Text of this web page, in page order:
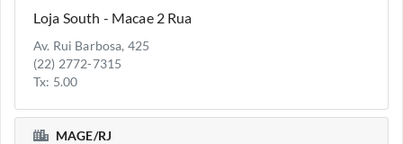
Loja South - Macae 2 Rua
Av. Rui Barbosa, 425
(22) 2772-7315
Tx: 5.00
MAGE/RJ